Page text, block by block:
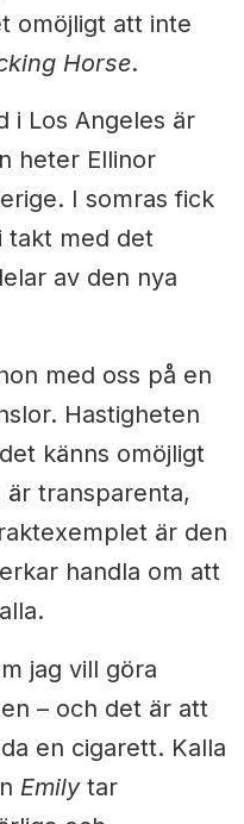
omöjligt att inte
Horse.
i Los Angeles är
heter Ellinor
I somras fick
takt med det
av den nya
med oss på en
Hastigheten
känns omöjligt
transparenta,
är den
handla om att
jag vill göra
– och det är att
en cigarett. Kalla
Emily tar